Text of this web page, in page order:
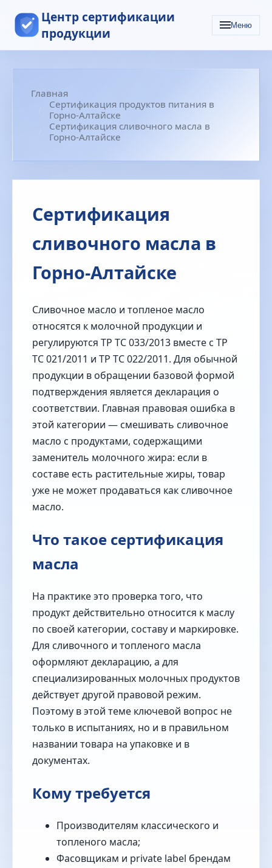
Центр сертификации
продукции
Меню
Главная
Сертификация продуктов питания в
Горно-Алтайске
Сертификация сливочного масла в
Горно-Алтайске
Сертификация
сливочного масла в
Горно-Алтайске
Сливочное масло и топленое масло
относятся к молочной продукции и
регулируются ТР ТС 033/2013 вместе с ТР
ТС 021/2011 и ТР ТС 022/2011. Для обычной
продукции в обращении базовой формой
подтверждения является декларация о
соответствии. Главная правовая ошибка в
этой категории — смешивать сливочное
масло с продуктами, содержащими
заменитель молочного жира: если в
составе есть растительные жиры, товар
уже не может продаваться как сливочное
масло.
Что такое сертификация
масла
На практике это проверка того, что
продукт действительно относится к маслу
по своей категории, составу и маркировке.
Для сливочного и топленого масла
оформляют декларацию, а для
специализированных молочных продуктов
действует другой правовой режим.
Поэтому в этой теме ключевой вопрос не
только в испытаниях, но и в правильном
названии товара на упаковке и в
документах.
Кому требуется
Производителям классического и
топленого масла;
Фасовщикам и private label брендам